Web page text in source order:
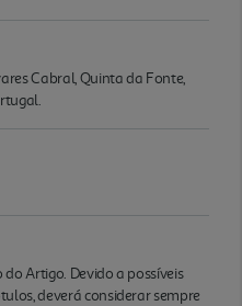
Cabral, Quinta da Fonte,
Artigo. Devido a possíveis
deverá considerar sempre